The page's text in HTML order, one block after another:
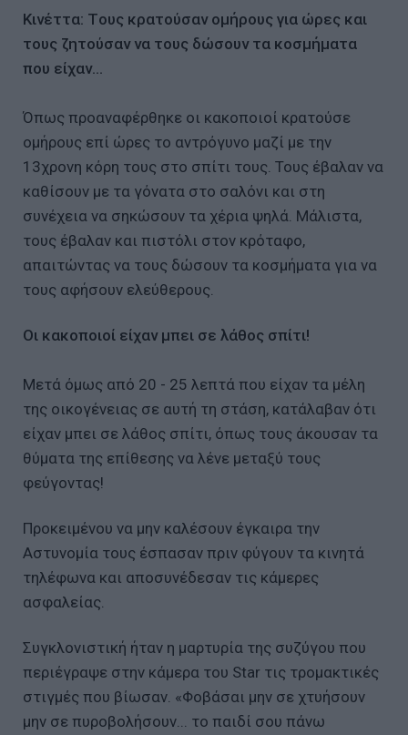
Κινέττα: Tους κρατούσαν ομήρους για ώρες και
τους ζητούσαν να τους δώσουν τα κοσμήματα
που είχαν...
Όπως προαναφέρθηκε οι κακοποιοί κρατούσε
ομήρους επί ώρες το αντρόγυνο μαζί με την
13χρονη κόρη τους στο σπίτι τους. Τους έβαλαν να
καθίσουν με τα γόνατα στο σαλόνι και στη
συνέχεια να σηκώσουν τα χέρια ψηλά. Μάλιστα,
τους έβαλαν και πιστόλι στον κρόταφο,
απαιτώντας να τους δώσουν τα κοσμήματα για να
τους αφήσουν ελεύθερους.
Οι κακοποιοί είχαν μπει σε λάθος σπίτι!
Μετά όμως από 20 - 25 λεπτά που είχαν τα μέλη
της οικογένειας σε αυτή τη στάση, κατάλαβαν ότι
είχαν μπει σε λάθος σπίτι, όπως τους άκουσαν τα
θύματα της επίθεσης να λένε μεταξύ τους
φεύγοντας!
Προκειμένου να μην καλέσουν έγκαιρα την
Αστυνομία τους έσπασαν πριν φύγουν τα κινητά
τηλέφωνα και αποσυνέδεσαν τις κάμερες
ασφαλείας.
Συγκλονιστική ήταν η μαρτυρία της συζύγου που
περιέγραψε στην κάμερα του Star τις τρομακτικές
στιγμές που βίωσαν. «Φοβάσαι μην σε χτυήσουν
μην σε πυροβολήσουν... το παιδί σου πάνω